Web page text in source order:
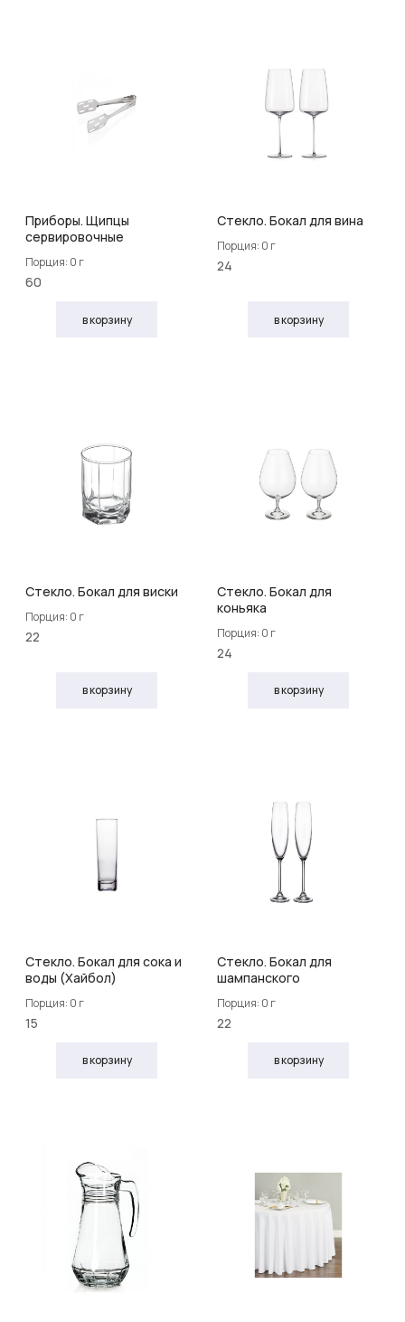
Приборы. Щипцы
сервировочные
Порция: 0 г
60
в корзину
Стекло. Бокал для вина
Порция: 0 г
24
в корзину
Стекло. Бокал для виски
Порция: 0 г
22
в корзину
Стекло. Бокал для
коньяка
Порция: 0 г
24
в корзину
Стекло. Бокал для сока и
воды (Хайбол)
Порция: 0 г
15
в корзину
Стекло. Бокал для
шампанского
Порция: 0 г
22
в корзину